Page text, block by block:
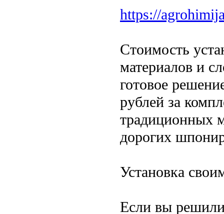
https://
Стоимость
материалов и
готовое
рублей за
традиционных
дорогих
Установка
Если вы